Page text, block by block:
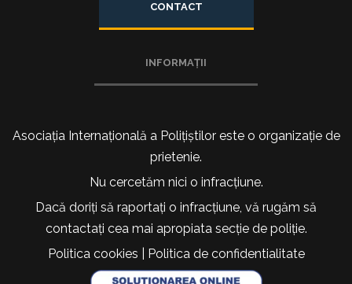
CONTACT
INFORMAȚII
Asociația Internațională a Polițiștilor este o organizație de
prietenie.
Nu cercetăm nici o infracțiune.
Dacă doriți să raportați o infracțiune, vă rugăm să
contactați cea mai apropiata secție de poliție.
Politica cookies
Politica de confidentialitate